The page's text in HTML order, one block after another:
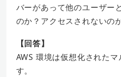
バーがあって他のユーザー
のか？アクセスされないの
【回答】
AWS 環境は仮想化された
す。